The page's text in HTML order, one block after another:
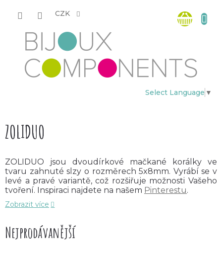
CZK
Select Language ▼
košík
ZOLIDUO
ZOLIDUO jsou dvoudírkové mačkané korálky ve
tvaru zahnuté slzy o rozměrech 5x8mm. Vyrábí se v
levé a pravé variantě, což rozšiřuje možnosti Vašeho
tvoření. Inspiraci najdete na našem Pinterestu.
Ideálně se doplňují s dalším českým
korálkem WIBEDUO
Zobrazit více
Nejprodávanější